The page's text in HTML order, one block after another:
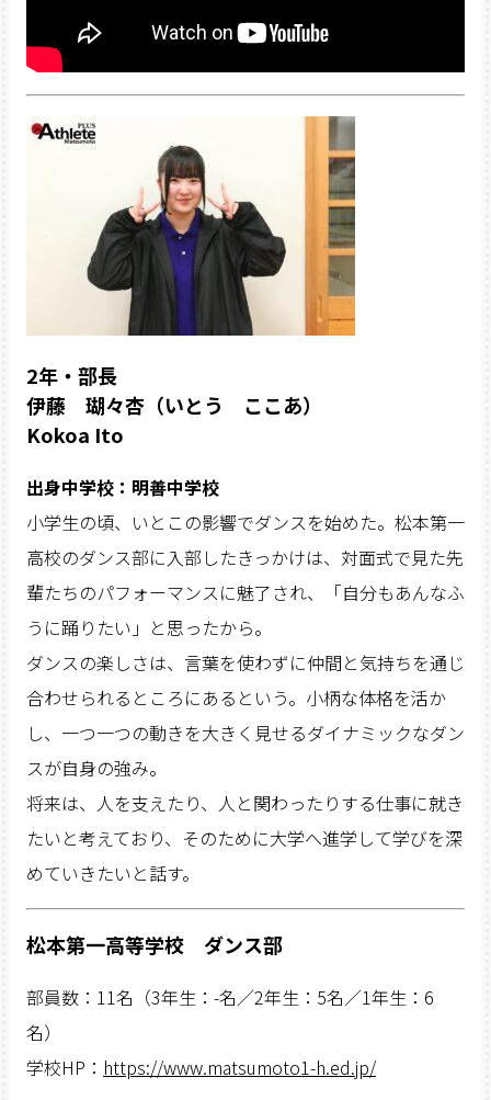
2年・部長
伊藤 瑚々杏（いとう ここあ）
Kokoa Ito
出身中学校：明善中学校
小学生の頃、いとこの影響でダンスを始めた。松本第一
高校のダンス部に入部したきっかけは、対面式で見た先
輩たちのパフォーマンスに魅了され、「自分もあんなふ
うに踊りたい」と思ったから。
ダンスの楽しさは、言葉を使わずに仲間と気持ちを通じ
合わせられるところにあるという。小柄な体格を活か
し、一つ一つの動きを大きく見せるダイナミックなダン
スが自身の強み。
将来は、人を支えたり、人と関わったりする仕事に就き
たいと考えており、そのために大学へ進学して学びを深
めていきたいと話す。
松本第一高等学校 ダンス部
部員数：11名（3年生：-名／2年生：5名／1年生：6
名）
学校HP： https://www.matsumoto1-h.ed.jp/